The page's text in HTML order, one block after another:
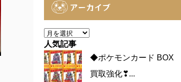
アーカイブ
ア
ー
カ
イ
ブ
人気記事
◆ポケモンカード BOX
買取強化❣...